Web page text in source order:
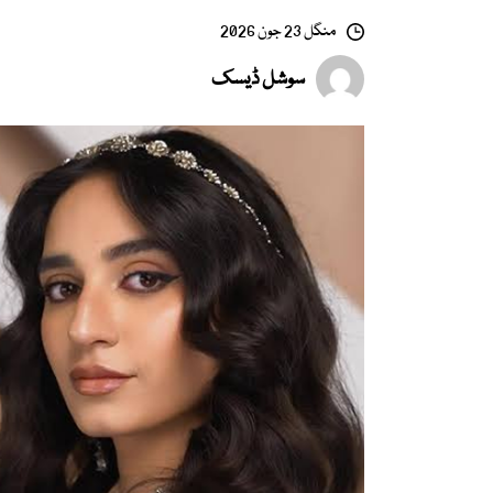
منگل 23 جون 2026
سوشل ڈیسک